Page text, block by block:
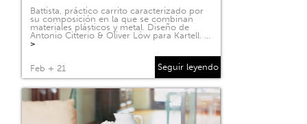
Battista, práctico carrito caracterizado por
su composición en la que se combinan
materiales plásticos y metal. Diseño de
Antonio Citterio & Oliver Löw para Kartell. …
>
Feb + 21 Seguir leyendo